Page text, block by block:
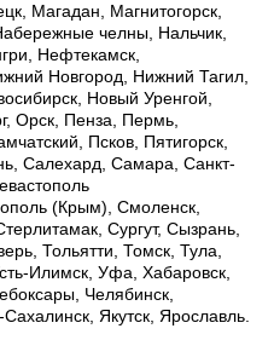
Магадан, Магнитогорск,
челны, Нальчик,
Нефтекамск,
Новгород, Нижний Тагил,
Новый Уренгой,
Орск, Пенза, Пермь,
Псков, Пятигорск,
Салехард, Самара, Санкт-
(Крым), Смоленск,
Сургут, Сызрань,
Тольятти, Томск, Тула,
Илимск, Уфа, Хабаровск,
Челябинск,
Якутск, Ярославль.